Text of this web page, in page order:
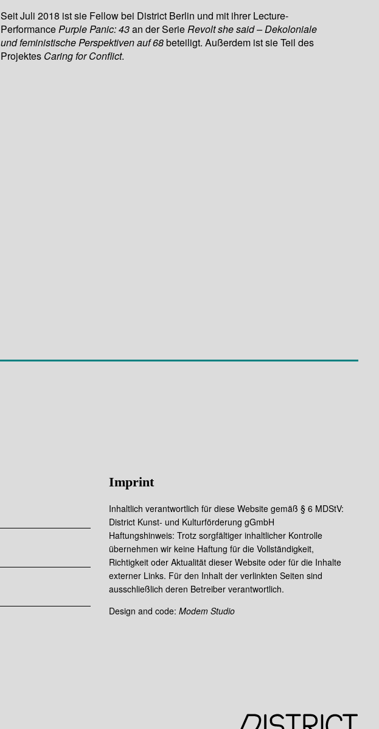
Seit Juli 2018 ist sie Fellow bei District Berlin und mit ihrer Lecture-
PerformancePurple Panic: 43an der SerieRevolt she said – Dekoloniale
und feministische Perspektiven auf 68beteiligt. Außerdem ist sie Teil des
Projektes Caring for Conflict.
Imprint
Inhaltlich verantwortlich für diese Website gemäß § 6 MDStV:
District Kunst- und Kulturförderung gGmbH
Haftungshinweis: Trotz sorgfältiger inhaltlicher Kontrolle
übernehmen wir keine Haftung für die Vollständigkeit,
Richtigkeit oder Aktualität dieser Website oder für die Inhalte
externer Links. Für den Inhalt der verlinkten Seiten sind
ausschließlich deren Betreiber verantwortlich.
Design and code: Modem Studio